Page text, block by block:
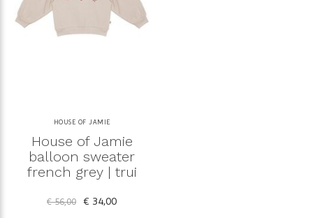
HOUSE OF JAMIE
House of Jamie
balloon sweater
french grey | trui
€ 56,00 € 34,00